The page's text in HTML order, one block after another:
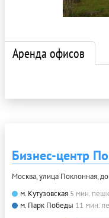
Аренда офисов
Бизнес-центр
Москва, улица Поклонная,
м. Кутузовская 5 мин.
м. Парк Победы 11 мин.